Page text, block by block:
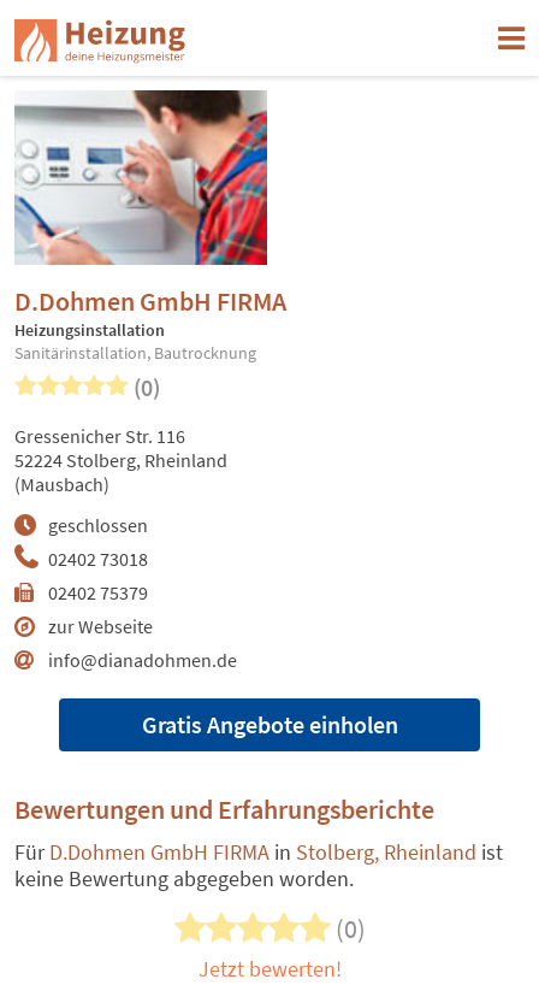
D.Dohmen GmbH FIRMA
Heizungsinstallation
Sanitärinstallation, Bautrocknung
(0)
02402 73018
02402 75379
zur Webseite
info@dianadohmen.de
geschlossen
Gressenicher Str. 116
52224 Stolberg, Rheinland
(Mausbach)
Gratis Angebote einholen
Bewertungen und Erfahrungsberichte
FürD.Dohmen GmbH FIRMA in Stolberg, Rheinland ist
keine Bewertung abgegeben worden.
(0)
Jetzt bewerten!